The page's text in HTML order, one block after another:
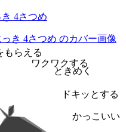
4さつめ
もらえる
ワクワクする
ときめく
ドキッとする
かっこいい